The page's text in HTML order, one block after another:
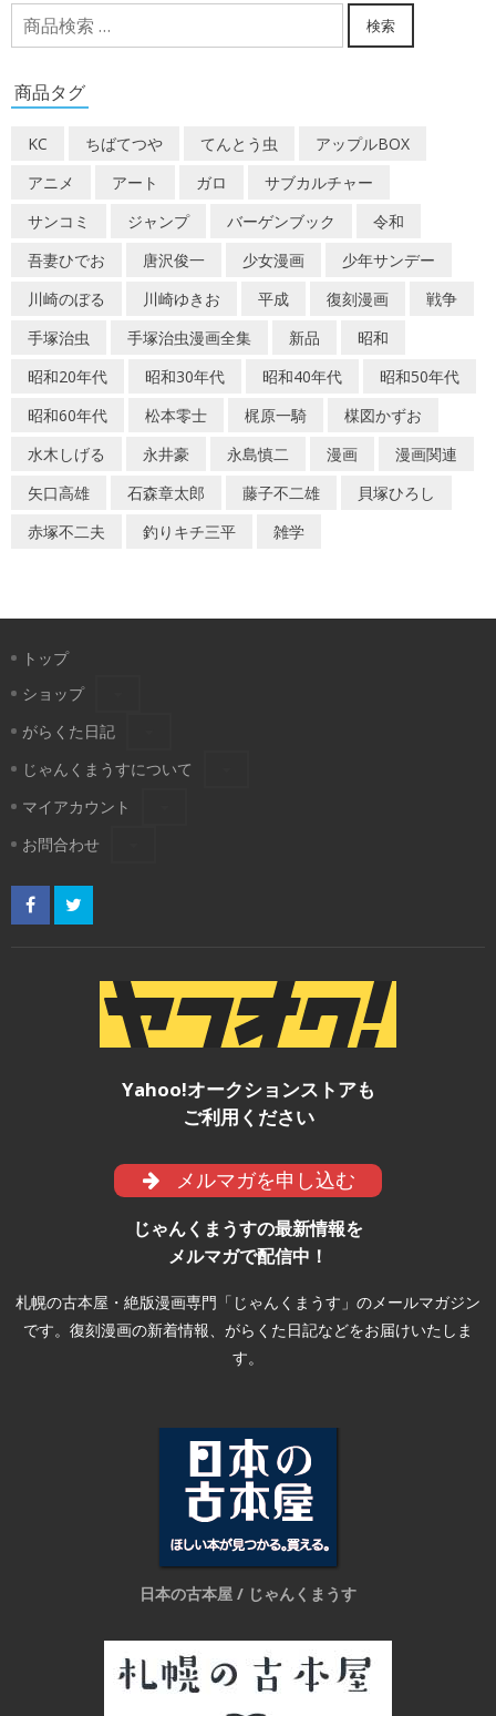
検
索
象:
検索
商品タグ
KC ちばてつや てんとう虫
アップルBOX
アニメ
アート ガロ
サブカルチャー
サンコミ
ジャンプ バーゲンブック
令和
吾妻ひでお
唐沢俊一 少女漫画
少年サンデー
川崎のぼる
川崎ゆきお 平成 復刻漫画
戦争
手塚治虫
手塚治虫漫画全集 新品
昭和
昭和20年代
昭和30年代 昭和40年代
昭和50年代
昭和60年代
松本零士 梶原一騎
楳図かずお
水木しげる
永井豪 永島慎二 漫画
漫画関連
矢口高雄
石森章太郎 藤子不二雄
貝塚ひろし
赤塚不二夫
釣りキチ三平 雑学
トップ
ショップ
がらくた日記
じゃんくまうすについて
マイアカウント
お問合わせ
Yahoo!オークションストアも
ご利用ください
メルマガを申し込む
じゃんくまうすの最新情報を
メルマガで配信中！
札幌の古本屋・絶版漫画専門「じゃんくまうす」のメールマガジン
です。復刻漫画の新着情報、がらくた日記などをお届けいたしま
す。
日本の古本屋 / じゃんくまうす